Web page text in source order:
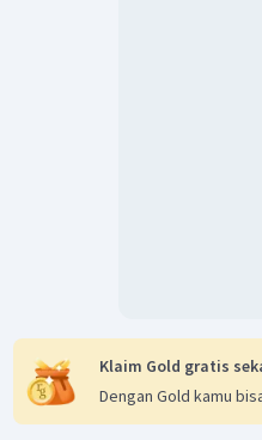
Klaim Gold gratis
Dengan Gold kamu